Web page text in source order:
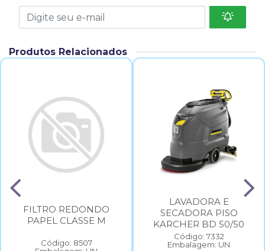
Produtos Relacionados
FILTRO REDONDO
PAPEL CLASSE M
Código: 8507
LAVADORA E
SECADORA PISO
KARCHER BD 50/50
Código: 7332
Embalagem: UN